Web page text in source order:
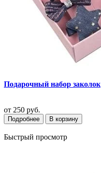
Подарочный набор заколок
от 250 руб.
Подробнее В корзину
Быстрый просмотр